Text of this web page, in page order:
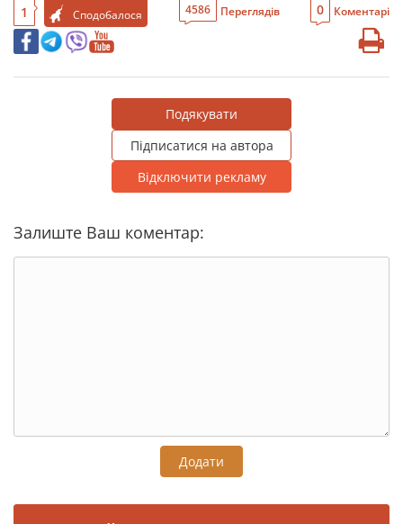
1 Сподобалося 4586 Переглядів 0 Коментарі
Подякувати
Підписатися на автора
Відключити рекламу
Залиште Ваш коментар:
Додати